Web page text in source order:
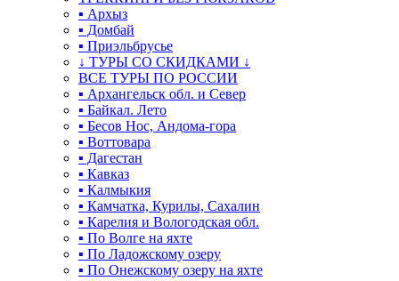
▪ Архыз
▪ Домбай
▪ Приэльбрусье
↓ ТУРЫ СО СКИДКАМИ ↓
ВСЕ ТУРЫ ПО РОССИИ
▪ Архангельск обл. и Север
▪ Байкал. Лето
▪ Бесов Нос, Андома-гора
▪ Воттовара
▪ Дагестан
▪ Кавказ
▪ Калмыкия
▪ Камчатка, Курилы, Сахалин
▪ Карелия и Вологодская обл.
▪ По Волге на яхте
▪ По Ладожскому озеру
▪ По Онежскому озеру на яхте